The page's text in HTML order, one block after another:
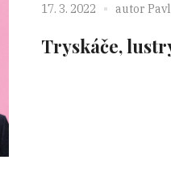
17. 3. 2022 autor
Tryskáče,